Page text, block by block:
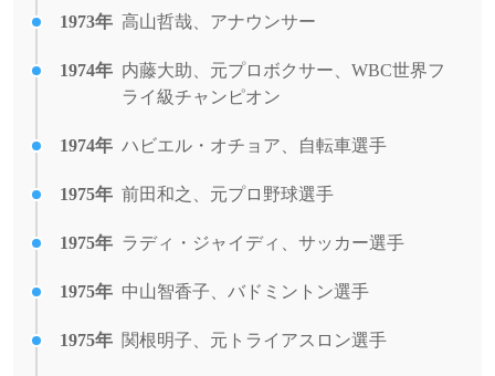
1973年 高山哲哉、アナウンサー
1974年 内藤大助、元プロボクサー、WBC世界フ
ライ級チャンピオン
1974年 ハビエル・オチョア、自転車選手
1975年 前田和之、元プロ野球選手
1975年 ラディ・ジャイディ、サッカー選手
1975年 中山智香子、バドミントン選手
1975年 関根明子、元トライアスロン選手